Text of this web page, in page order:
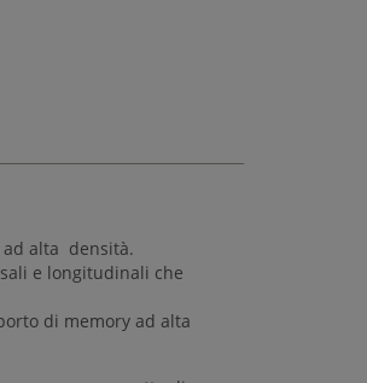
ad alta densità.
e longitudinali che
di memory ad alta